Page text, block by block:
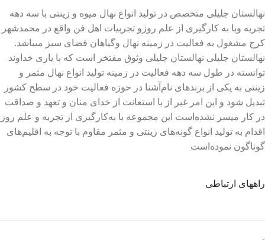
نهالستان جلیلی متخصص در تولید انواع نهال میوه و زینتی با سه دهه
تجربه وبا به کارگیری از علم روزو تجربیات اهل فن واقع در محمدشهر
کرج مشغول به فعالیت در زمینه نهال وگیاهان فضای سبز میباشد.
نهالستان جلیلی نهالستان جلیلی وثوق مفتخر است که با یاری خداوند
توانسته در طول سه دهه فعالیت در زمینه تولید انواع نهال مثمر و
زینتی به یکی از برندهای نام‌آشنا در حوزه فعالیت خود در سطح کشور
تبدیل شود و این امر غیر از با استعانت از خدای منان و تعهد و صداقت
در کار میسر نشده‌است این مجموعه با به‌کارگیری از تجربه و علم روز
اقدام به تولید انواع گونه‌های زینتی و مثمر مقاوم با توجه به اقلیم‌های
گوناگون نموده‌است
راههای ارتباطی